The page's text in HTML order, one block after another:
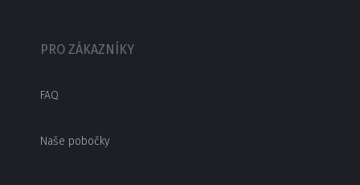
PRO ZÁKAZNÍKY
FAQ
Naše pobočky